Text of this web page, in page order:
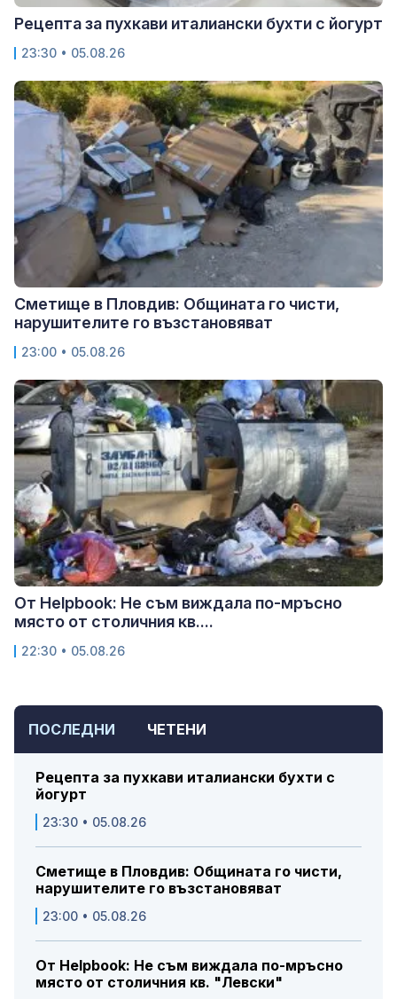
ПОСЛЕДНИ ЧЕТЕНИ
Рецепта за пухкави италиански бухти с
йогурт
23:30 • 05.08.26
Сметище в Пловдив: Общината го чисти,
нарушителите го възстановяват
23:00 • 05.08.26
От Helpbook: Не съм виждала по-мръсно
място от столичния кв. "Левски"
Рецепта за пухкави италиански бухти с йогурт
23:30 • 05.08.26
Сметище в Пловдив: Общината го чисти,
нарушителите го възстановяват
23:00 • 05.08.26
От Helpbook: Не съм виждала по-мръсно
място от столичния кв....
22:30 • 05.08.26